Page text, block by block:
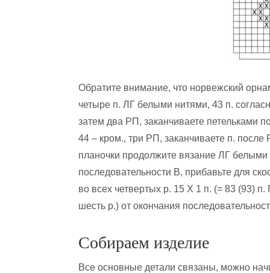
Обратите внимание, что норвежский
четыре п. ЛГ белыми нитями, 43 п.
затем два РП, заканчиваете петельками
44 – кром., три РП, заканчиваете п.
планочки продолжите вязание ЛГ
последовательности В, прибавьте для
во всех четвертых р. 15 Х 1 п. (= 83 (93)
шесть р.) от окончания
Собираем изделие
Все основные детали связаны, можно